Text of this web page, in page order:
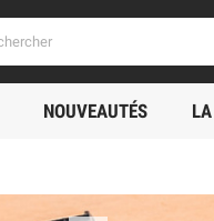
NOUVEAUTÉS